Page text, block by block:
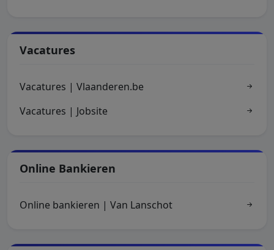
Vacatures
Vacatures | Vlaanderen.be
Vacatures | Jobsite
Online Bankieren
Online bankieren | Van Lanschot